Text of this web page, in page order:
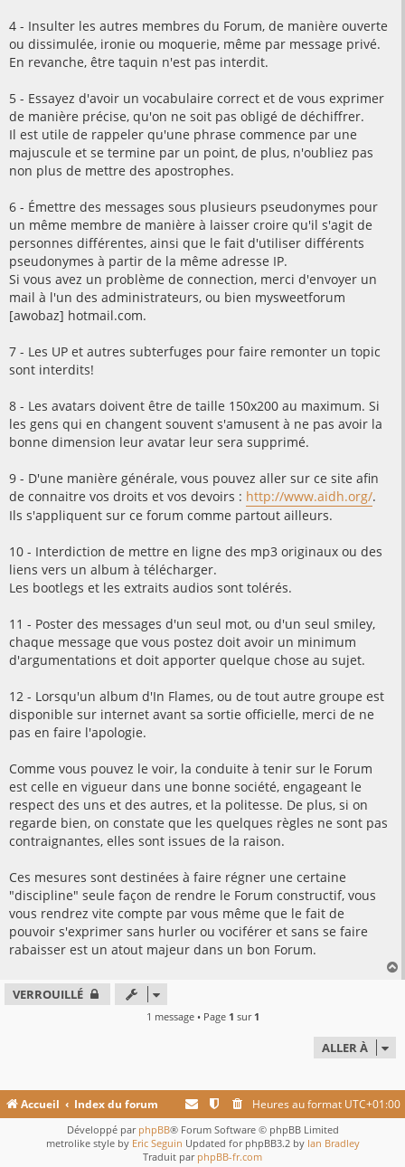
4 - Insulter les autres membres du Forum, de manière ouverte
ou dissimulée, ironie ou moquerie, même par message privé.
En revanche, être taquin n'est pas interdit.
5 - Essayez d'avoir un vocabulaire correct et de vous exprimer
de manière précise, qu'on ne soit pas obligé de déchiffrer.
Il est utile de rappeler qu'une phrase commence par une
majuscule et se termine par un point, de plus, n'oubliez pas
non plus de mettre des apostrophes.
6 - Émettre des messages sous plusieurs pseudonymes pour
un même membre de manière à laisser croire qu'il s'agit de
personnes différentes, ainsi que le fait d'utiliser différents
pseudonymes à partir de la même adresse IP.
Si vous avez un problème de connection, merci d'envoyer un
mail à l'un des administrateurs, ou bien mysweetforum
[awobaz] hotmail.com.
7 - Les UP et autres subterfuges pour faire remonter un topic
sont interdits!
8 - Les avatars doivent être de taille 150x200 au maximum. Si
les gens qui en changent souvent s'amusent à ne pas avoir la
bonne dimension leur avatar leur sera supprimé.
9 - D'une manière générale, vous pouvez aller sur ce site afin
de connaitre vos droits et vos devoirs : http://www.aidh.org/.
Ils s'appliquent sur ce forum comme partout ailleurs.
10 - Interdiction de mettre en ligne des mp3 originaux ou des
liens vers un album à télécharger.
Les bootlegs et les extraits audios sont tolérés.
11 - Poster des messages d'un seul mot, ou d'un seul smiley,
chaque message que vous postez doit avoir un minimum
d'argumentations et doit apporter quelque chose au sujet.
12 - Lorsqu'un album d'In Flames, ou de tout autre groupe est
disponible sur internet avant sa sortie officielle, merci de ne
pas en faire l'apologie.
Comme vous pouvez le voir, la conduite à tenir sur le Forum
est celle en vigueur dans une bonne société, engageant le
respect des uns et des autres, et la politesse. De plus, si on
regarde bien, on constate que les quelques règles ne sont pas
contraignantes, elles sont issues de la raison.
Ces mesures sont destinées à faire régner une certaine
"discipline" seule façon de rendre le Forum constructif, vous
vous rendrez vite compte par vous même que le fait de
pouvoir s'exprimer sans hurler ou vociférer et sans se faire
rabaisser est un atout majeur dans un bon Forum.
VERROUILLÉ
1 message • Page 1 sur 1
ALLER À
Accueil Index du forum Heures au format UTC+01:00
Développé par phpBB® Forum Software © phpBB Limited
metrolike style by Eric Seguin Updated for phpBB3.2 by Ian Bradley
Traduit par phpBB-fr.com